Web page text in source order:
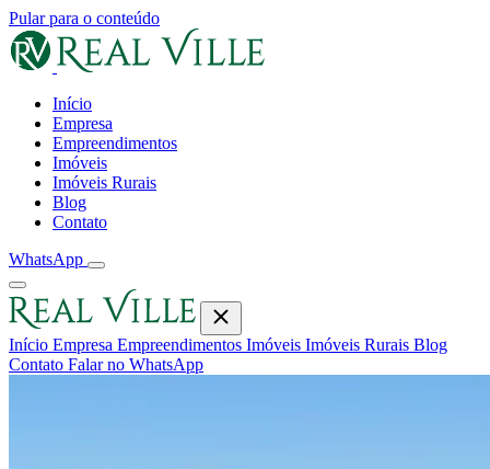
Pular para o conteúdo
Início
Empresa
Empreendimentos
Imóveis
Imóveis Rurais
Blog
Contato
WhatsApp
Início Empresa Empreendimentos Imóveis Imóveis Rurais Blog
Contato Falar no WhatsApp